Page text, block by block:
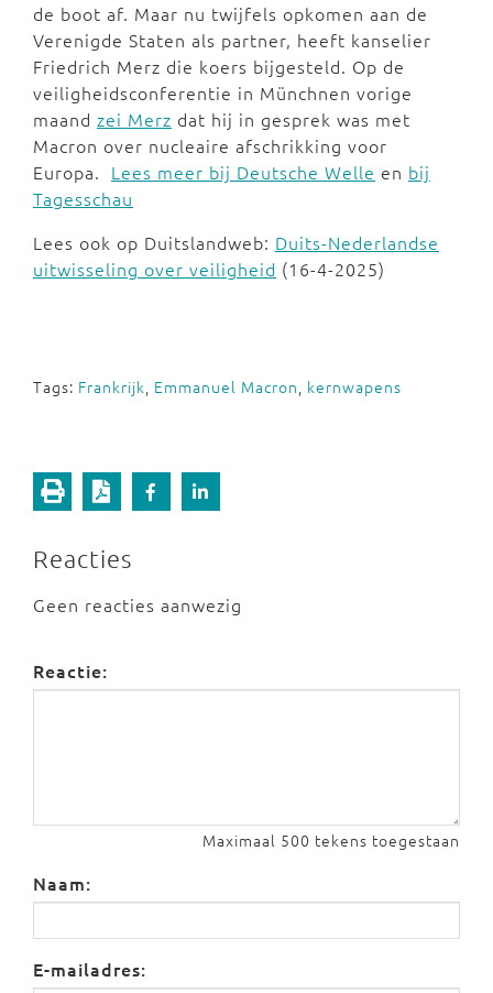
de boot af. Maar nu twijfels opkomen aan de
Verenigde Staten als partner, heeft kanselier
Friedrich Merz die koers bijgesteld. Op de
veiligheidsconferentie in Münchnen vorige
maand zei Merz dat hij in gesprek was met
Macron over nucleaire afschrikking voor
Europa. Lees meer bij Deutsche Welle en bij
Tagesschau
Lees ook op Duitslandweb: Duits-Nederlandse
uitwisseling over veiligheid (16-4-2025)
Tags: Frankrijk, Emmanuel Macron, kernwapens
Reacties
Geen reacties aanwezig
Reactie:
Maximaal 500 tekens toegestaan
Naam:
E-mailadres: